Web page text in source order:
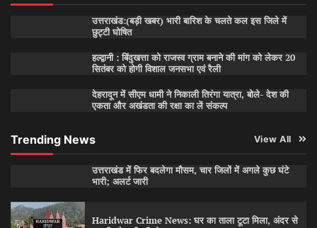
उत्तराखंड:(बड़ी खबर) भारी बारिश के चलते कल इस जिले में
छुट्टी घोषित
हल्द्वानी : बिंदुखत्ता को राजस्व ग्राम बनाने की मांग को लेकर 20
सितंबर को होगी विशाल जनसभा एवं रैली
देहरादून में सीएम धामी ने निकाली तिरंगा यात्रा, बोले- देश की
एकता और अखंडता की रक्षा का लें संकल्प
Trending News View All
उत्तराखंड में फिर बदलेगा मौसम, चार जिलों में अगले कुछ घंटे
भारी; अलर्ट जारी
Haridwar Crime News: घर का ताला टूटा मिला, अंदर से